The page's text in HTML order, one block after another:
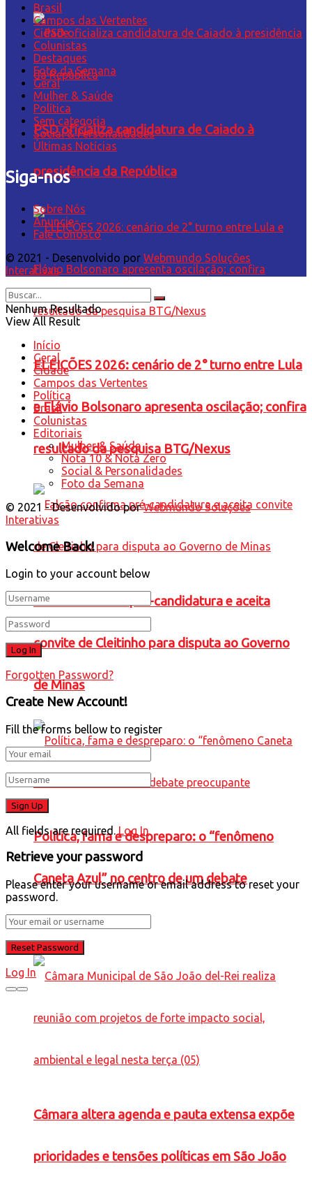
PSD oficializa candidatura de Caiado à
presidência da República
ELEIÇÕES 2026: cenário de 2° turno entre Lula
e Flávio Bolsonaro apresenta oscilação; confira
resultado da pesquisa BTG/Nexus
Falcão confirma pré-candidatura e aceita
convite de Cleitinho para disputa ao Governo
de Minas
Política, fama e despreparo: o “fenômeno
Caneta Azul” no centro de um debate
preocupante
Câmara altera agenda e pauta extensa expõe
prioridades e tensões políticas em São João
Brasil
Campos das Vertentes
Cidade
Colunistas
Destaques
Foto da Semana
Geral
Mulher & Saúde
Política
Sem categoria
Social & Personalidades
Últimas Notícias
Siga-nos
Sobre Nós
Anuncie
Fale Conosco
© 2021 - Desenvolvido por Webmundo Soluções
Interativas
Nenhum Resultado
View All Result
Início
Geral
Cidade
Campos das Vertentes
Política
Brasil
Colunistas
Editoriais
Mulher & Saúde
Nota 10 & Nota Zero
Social & Personalidades
Foto da Semana
© 2021 - Desenvolvido porWebmundo Soluções
Interativas
Welcome Back!
Login to your account below
Forgotten Password?
Create New Account!
Fill the forms bellow to register
All fields are required. Log In
Retrieve your password
Please enter your username or email address to reset your
password.
Log In